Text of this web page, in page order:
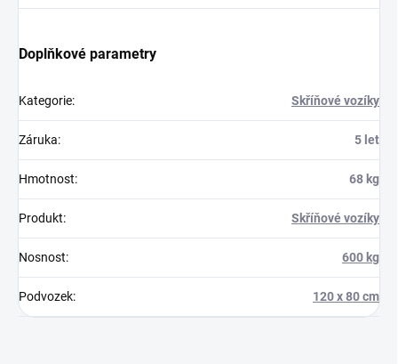
Doplňkové parametry
Kategorie: Skříňové vozíky
Záruka: 5 let
Hmotnost: 68 kg
Produkt: Skříňové vozíky
Nosnost: 600 kg
Podvozek: 120 x 80 cm